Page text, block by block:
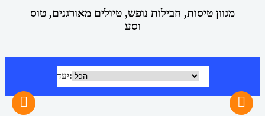
מגוון טיסות, חבילות נופש, טיולים מאורגנים, טוס
וסע
יעד